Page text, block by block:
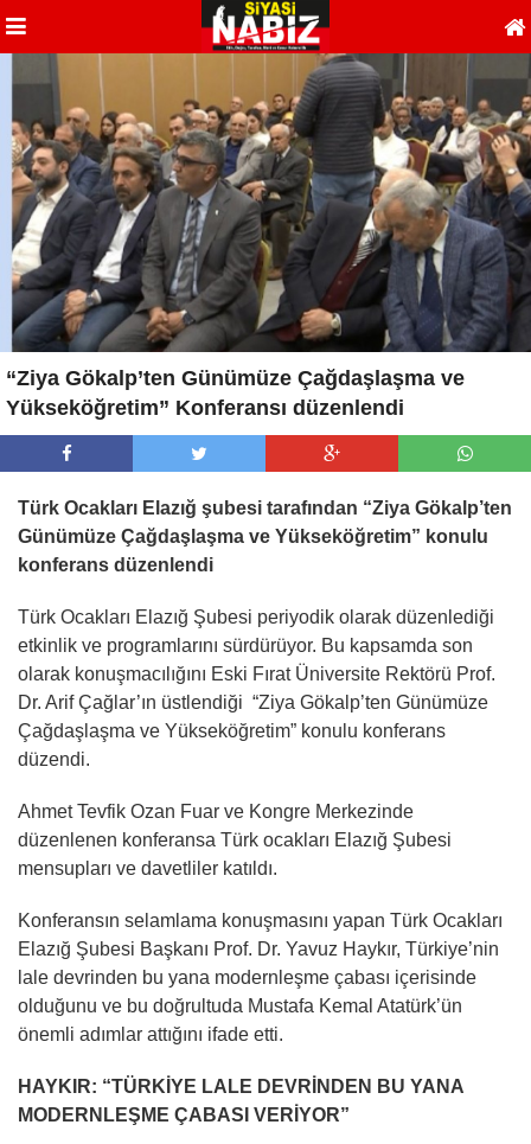
“Ziya Gökalp’ten Günümüze Çağdaşlaşma ve
Yükseköğretim” Konferansı düzenlendi
Türk Ocakları Elazığ şubesi tarafından “Ziya Gökalp’ten
Günümüze Çağdaşlaşma ve Yükseköğretim” konulu
konferans düzenlendi
Türk Ocakları Elazığ Şubesi periyodik olarak düzenlediği
etkinlik ve programlarını sürdürüyor. Bu kapsamda son
olarak konuşmacılığını Eski Fırat Üniversite Rektörü Prof.
Dr. Arif Çağlar’ın üstlendiği “Ziya Gökalp’ten Günümüze
Çağdaşlaşma ve Yükseköğretim” konulu konferans
düzendi.
Ahmet Tevfik Ozan Fuar ve Kongre Merkezinde
düzenlenen konferansa Türk ocakları Elazığ Şubesi
mensupları ve davetliler katıldı.
Konferansın selamlama konuşmasını yapan Türk Ocakları
Elazığ Şubesi Başkanı Prof. Dr. Yavuz Haykır, Türkiye’nin
lale devrinden bu yana modernleşme çabası içerisinde
olduğunu ve bu doğrultuda Mustafa Kemal Atatürk’ün
önemli adımlar attığını ifade etti.
HAYKIR: “TÜRKİYE LALE DEVRİNDEN BU YANA
MODERNLEŞME ÇABASI VERİYOR”